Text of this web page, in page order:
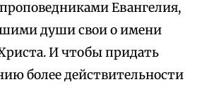
Евангелия,
души свои о имени
И чтобы придать
более действительности